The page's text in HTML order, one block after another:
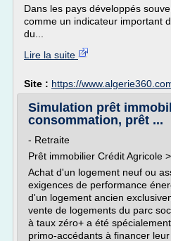
Dans les pays développés
comme un indicateur important
du...
Lire la suite
Site : https://
Simulation prêt
consommation, prêt ...
- Retraite
Prêt immobilier Crédit Agricole
Achat d'un logement neuf ou
exigences de performance
d'un logement ancien
vente de logements du parc
à taux zéro+ a été
primo-accédants à financer leur